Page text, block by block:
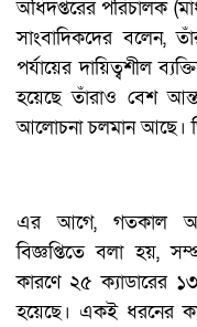
অধিদপ্তরের পরিচালক
সাংবাদিকদের বলেন,
পর্যায়ের দায়িত্বশীল
হয়েছে তাঁরাও বেশ
আলোচনা চলমান আছে।
এর আগে, গতকাল
বিজ্ঞপ্তিতে বলা হয়,
কারণে ২৫ ক্যাডারের
হয়েছে। একই ধরনের